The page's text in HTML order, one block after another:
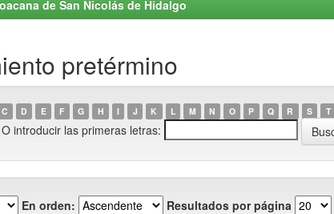
de San Nicolás de Hidalgo
pretérmino
C D E F G H I J K L M N O P Q R S T
O introducir las primeras letras:
En orden: Resultados por página